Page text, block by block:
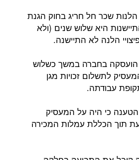
הלנות שכר חל חריג בחוק הגנת
היא שלוש שנים (ולא
בחברה במשך כשלוש
לתשלום זכויות מגן
עבודתה.
כי היה על המעסיק
תוך הכללת עמלות המכירה